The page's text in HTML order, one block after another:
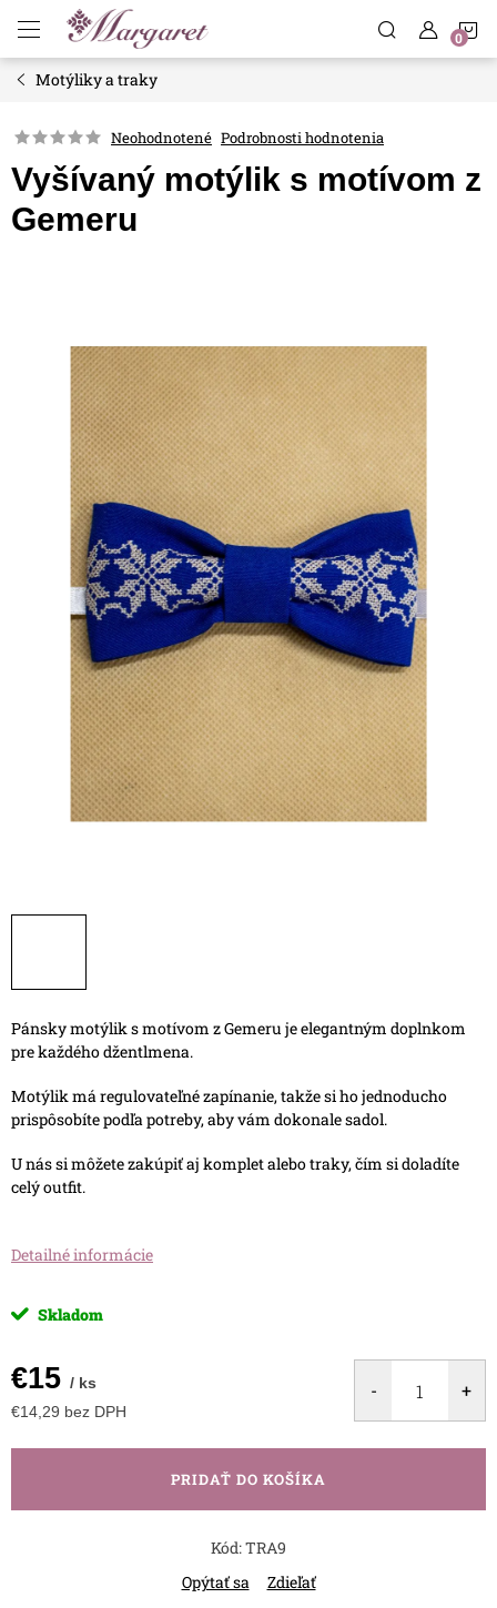
obsah
Motýliky a traky
Neohodnotené Podrobnosti hodnotenia
Vyšívaný motýlik s motívom z
Gemeru
Pánsky motýlik s motívom z Gemeru je elegantným doplnkom
pre každého džentlmena.
Motýlik má regulovateľné zapínanie, takže si ho jednoducho
prispôsobíte podľa potreby, aby vám dokonale sadol.
U nás si môžete zakúpiť aj komplet alebo traky, čím si doladíte
celý outfit.
Detailné informácie
Skladom
€15 / ks
€14,29 bez DPH
PRIDAŤ DO KOŠÍKA
Kód:TRA9
Opýtať sa
Zdieľať